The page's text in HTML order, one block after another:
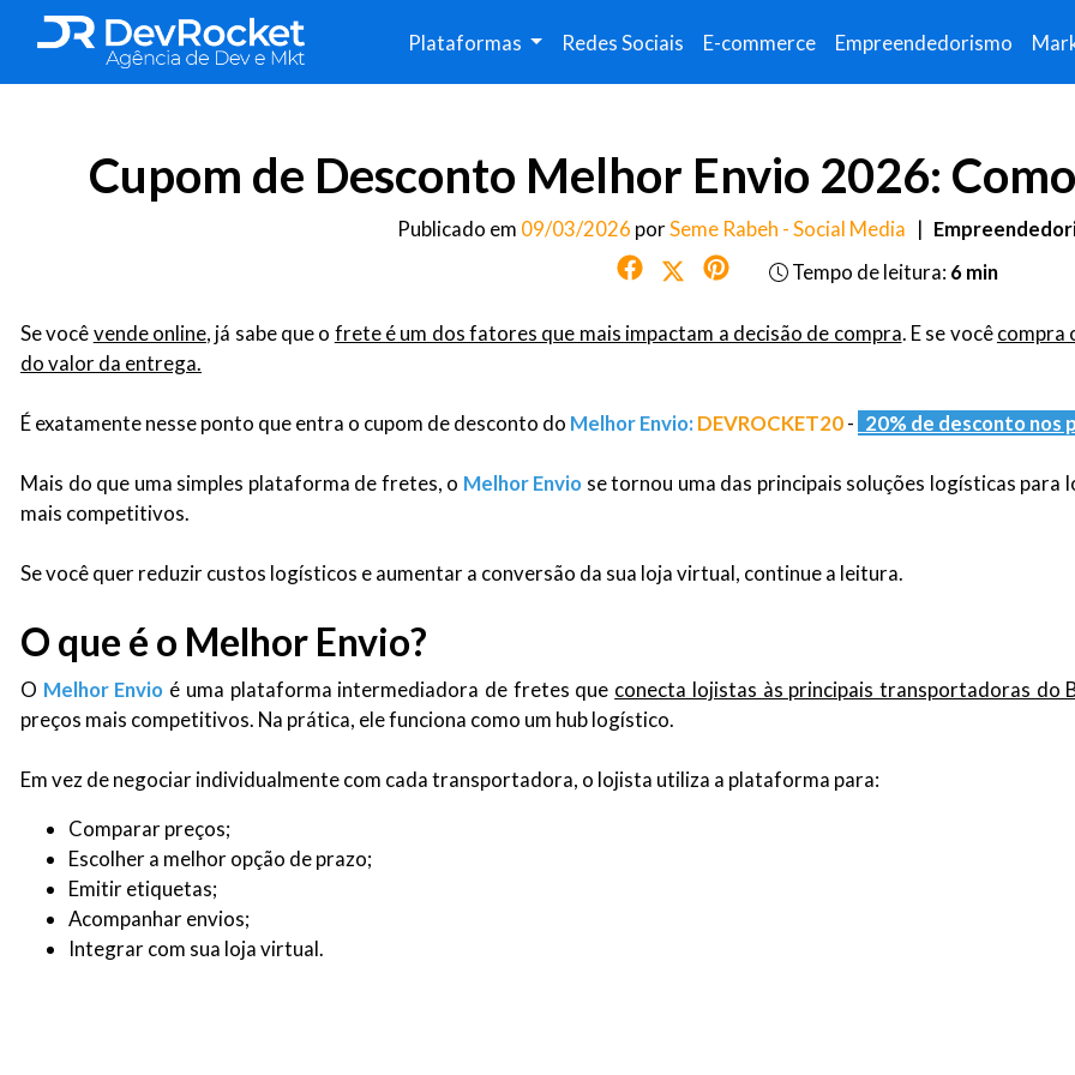
Plataformas Redes Sociais E-commerce Empreendedorismo
Cupom de Desconto Melhor Envio 2026:
Publicado em 09/03/2026 porSeme Rabeh - Social Media |
Tempo de leitura: 6 min
Se vocêvende online, já sabe que o frete é um dos fatores que mais impactam a decisão de compra. E se vocêcompra
do valor da entrega.
É exatamente nesse ponto que entra o cupom de desconto do Melhor Envio: DEVROCKET20- 20% de desconto
Mais do que uma simples plataforma de fretes, o Melhor Envio se tornou uma das principais soluções logísticas
mais competitivos.
Se você quer reduzir custos logísticos e aumentar a conversão da sua loja virtual, continue a leitura.
O que é o Melhor Envio?
O Melhor Envio é uma plataforma intermediadora de fretes que conecta lojistas às principais transportadoras do
preços mais competitivos. Na prática, ele funciona como um hub logístico.
Em vez de negociar individualmente com cada transportadora, o lojista utiliza a plataforma para:
Comparar preços;
Escolher a melhor opção de prazo;
Emitir etiquetas;
Acompanhar envios;
Integrar com sua loja virtual.